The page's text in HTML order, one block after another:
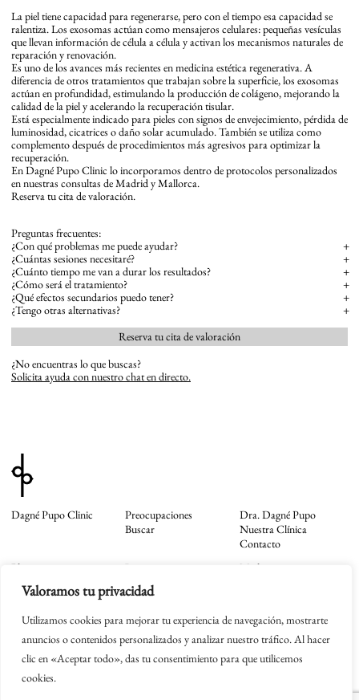
Valoramos tu privacidad
Utilizamos cookies para mejorar tu experiencia de navegación, mostrarte
anuncios o contenidos personalizados y analizar nuestro tráfico. Al hacer
clic en «Aceptar todo», das tu consentimiento para que utilicemos
cookies.
La piel tiene capacidad para regenerarse, pero con el tiempo esa capacidad se
ralentiza. Los exosomas actúan como mensajeros celulares: pequeñas vesículas
que llevan información de célula a célula y activan los mecanismos naturales de
reparación y renovación.
Es uno de los avances más recientes en medicina estética regenerativa. A
diferencia de otros tratamientos que trabajan sobre la superficie, los exosomas
actúan en profundidad, estimulando la producción de colágeno, mejorando la
calidad de la piel y acelerando la recuperación tisular.
Está especialmente indicado para pieles con signos de envejecimiento, pérdida de
luminosidad, cicatrices o daño solar acumulado. También se utiliza como
complemento después de procedimientos más agresivos para optimizar la
recuperación.
En Dagné Pupo Clinic lo incorporamos dentro de protocolos personalizados
en nuestras consultas de Madrid y Mallorca.
Reserva tu cita de valoración.
Preguntas frecuentes:
¿Con qué problemas me puede ayudar?
+
¿Cuántas sesiones necesitaré?
+
¿Cuánto tiempo me van a durar los resultados?
+
¿Cómo será el tratamiento?
+
¿Qué efectos secundarios puedo tener?
+
¿Tengo otras alternativas?
+
Reserva tu cita de valoración
¿No encuentras lo que buscas?
Solicita ayuda con nuestro chat en directo.
Dagné Pupo Clinic
Preocupaciones
Buscar
Dra. Dagné Pupo
Nuestra Clínica
Contacto
Blog
Tienda
Instagram
TikTok
Facebook
Mail
Política de Privacidad
Aviso Legal
Términos y Condiciones
Dagné Pupo © 2026